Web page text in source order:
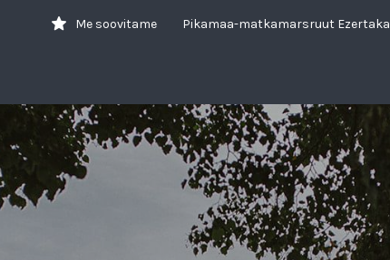
Me soovitame Pikamaa-matkamarsruut Ezertaka